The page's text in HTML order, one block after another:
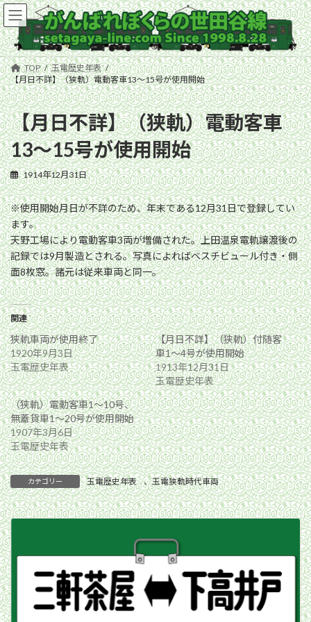
コ
ン
テ
ン
ツ
へ
ス
キ
ッ
プ
ナ
ビ
ゲ
ー
シ
ョ
ン
に
移
動
TOP
玉電歴史年表
【月日不詳】（狭軌）電動客車13〜15号が使用開始
【月日不詳】（狭軌）電動客車
13〜15号が使用開始
1914年12月31日
※使用開始月日が不詳のため、年末である12月31日で登録してい
ます。
天野工場により電動客車3両が増備された。上田温泉電軌譲渡後の
記録では9月製造とされる。写真によればベスチビュール付き・側
面8枚窓。諸元は従来車両と同一。
関連
狭軌車両が使用終了
1920年9月3日
玉電歴史年表
【月日不詳】（狭軌）付随客
車1〜4号が使用開始
1913年12月31日
玉電歴史年表
（狭軌）電動客車1〜10号、
無蓋貨車1〜20号が使用開始
1907年3月6日
玉電歴史年表
カテゴリー 玉電歴史年表 、玉電狭軌時代車両